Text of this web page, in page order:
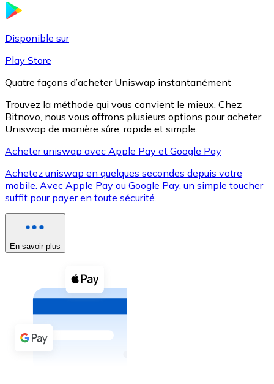
XRP
XRP
Voir toutes
Coupons crypto
Achetez des cryptomonnaies en espèces et d'autres
Acheter avec espèces
Virement SEPA
Disponible sur
Play Store
Quatre façons d’acheter Uniswap instantanément
Trouvez la méthode qui vous convient le mieux. Chez
Bitnovo, nous vous offrons plusieurs options pour acheter
Uniswap de manière sûre, rapide et simple.
Acheter uniswap avec Apple Pay et Google Pay
Achetez uniswap en quelques secondes depuis votre
mobile. Avec Apple Pay ou Google Pay, un simple toucher
suffit pour payer en toute sécurité.
En savoir plus